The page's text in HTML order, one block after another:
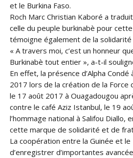
et le Burkina Faso.
Roch Marc Christian Kaboré a
celle du peuple burkinabè pour
témoigne également de la
« A travers moi, c’est un honneur
Burkinabè tout entier », a-t-il
En effet, la présence d’Alpha
2017 lors de la création de la Force
le 17 août 2017 à Ouagadougou
contre le café Aziz Istanbul, le 19
l’hommage national à Salifou Diallo,
cette marque de solidarité et de
La coopération entre la Guinée et le
d’enregistrer d’importantes